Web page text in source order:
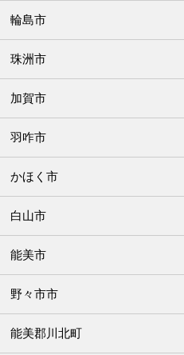
輪島市
珠洲市
加賀市
羽咋市
かほく市
白山市
能美市
野々市市
能美郡川北町